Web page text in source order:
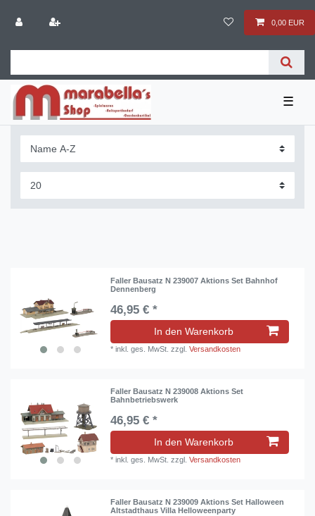
0,00 EUR
☰
Faller Bausatz N 239007 Aktions Set Bahnhof
Dennenberg
46,95 € *
In den Warenkorb
*inkl. ges. MwSt. zzgl.Versandkosten
Faller Bausatz N 239008 Aktions Set
Bahnbetriebswerk
46,95 € *
In den Warenkorb
*inkl. ges. MwSt. zzgl.Versandkosten
Faller Bausatz N 239009 Aktions Set Halloween
Altstadthaus Villa Helloweenparty